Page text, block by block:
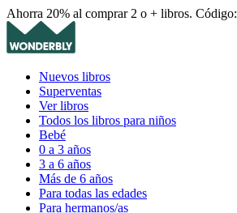
Ahorra 20% al comprar 2 o + libros. Código:
Nuevos libros
Superventas
Ver libros
Todos los libros para niños
Bebé
0 a 3 años
3 a 6 años
Más de 6 años
Para todas las edades
Para hermanos/as